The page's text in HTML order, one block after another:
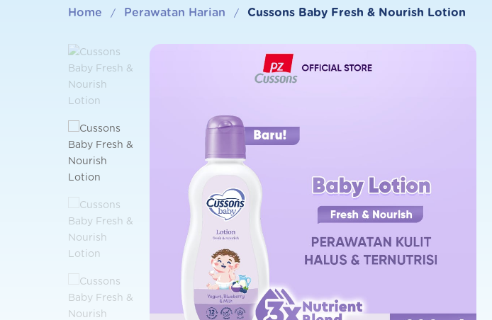
Home / Perawatan Harian / Cussons Baby Fresh & Nourish Lotion